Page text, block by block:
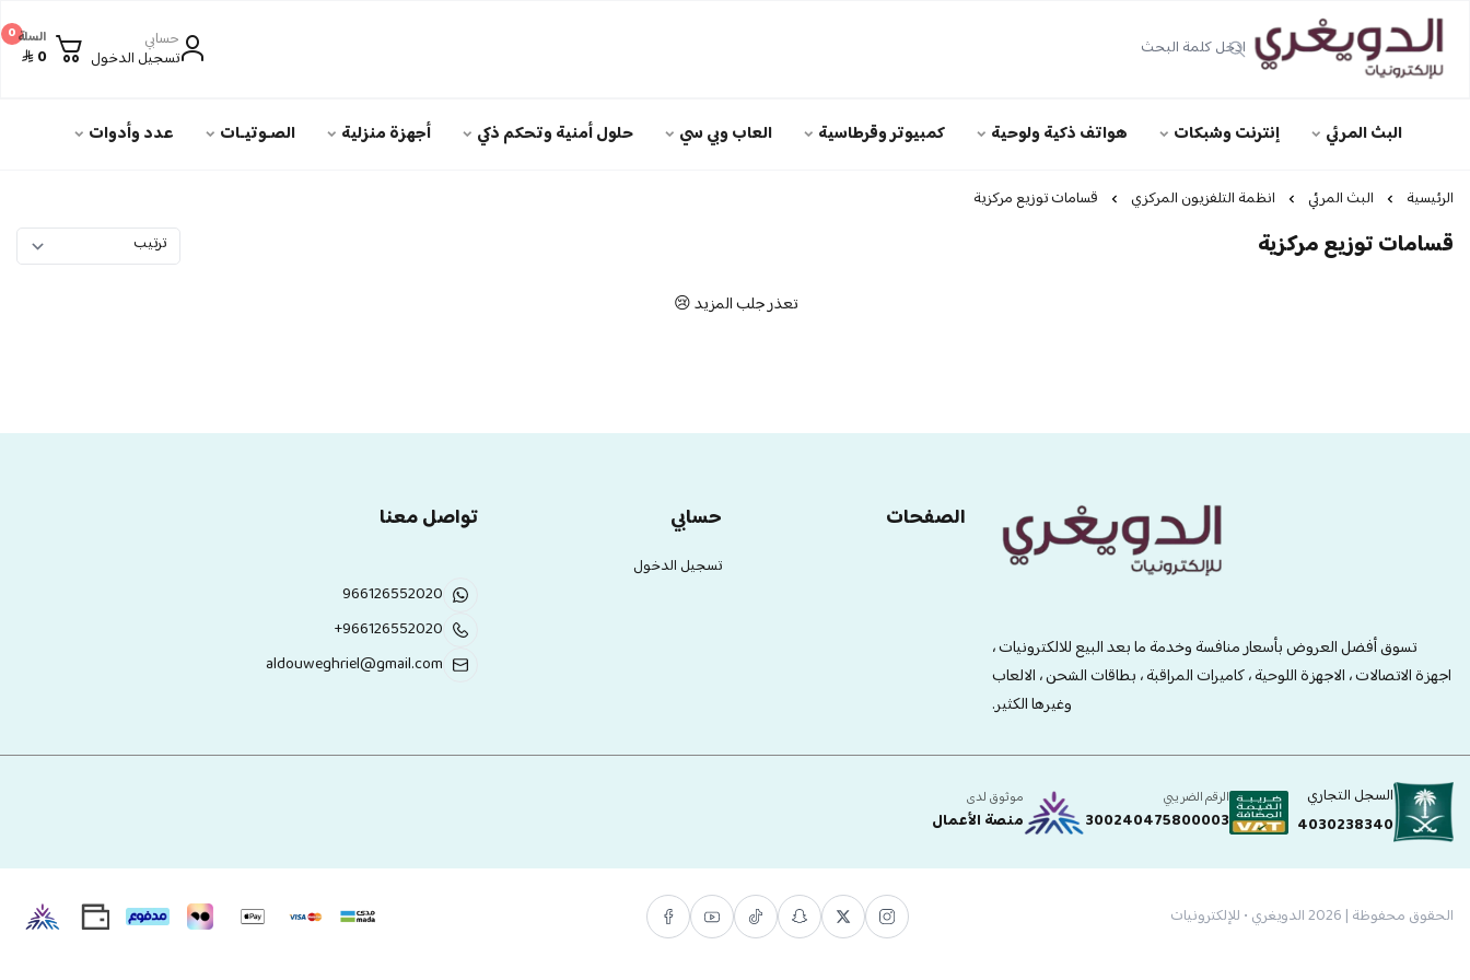
الدويغري • للإلكترونيات
حسابي
تسجيل الدخول
0السلة
0
البث المرئي إنترنت وشبكات هواتف ذكية ولوحية كمبيوتر وقرطاسية العاب وبي سي حلول أمنية وتحكم ذكي أجهزة منزلية الصـوتيـات عدد وأدوات
الرئيسية البث المرئي انظمة التلفزيون المركزي قسامات توزيع مركزية
قسامات توزيع مركزية
تعذر جلب المزيد 😢
تسوق أفضل العروض بأسعار منافسة وخدمة ما بعد البيع للالكترونيات ،
اجهزة الاتصالات ، الاجهزة اللوحية ، كاميرات المراقبة ، بطاقات الشحن ، الالعاب
وغيرها الكثير.
الصفحات حسابي
تسجيل الدخول
تواصل معنا
966126552020
+966126552020
aldouweghriel@gmail.com
السجل التجاري
4030238340
الرقم الضريبي
300240475800003
موثوق لدى
منصة الأعمال
الحقوق محفوظة | 2026 الدويغري • للإلكترونيات